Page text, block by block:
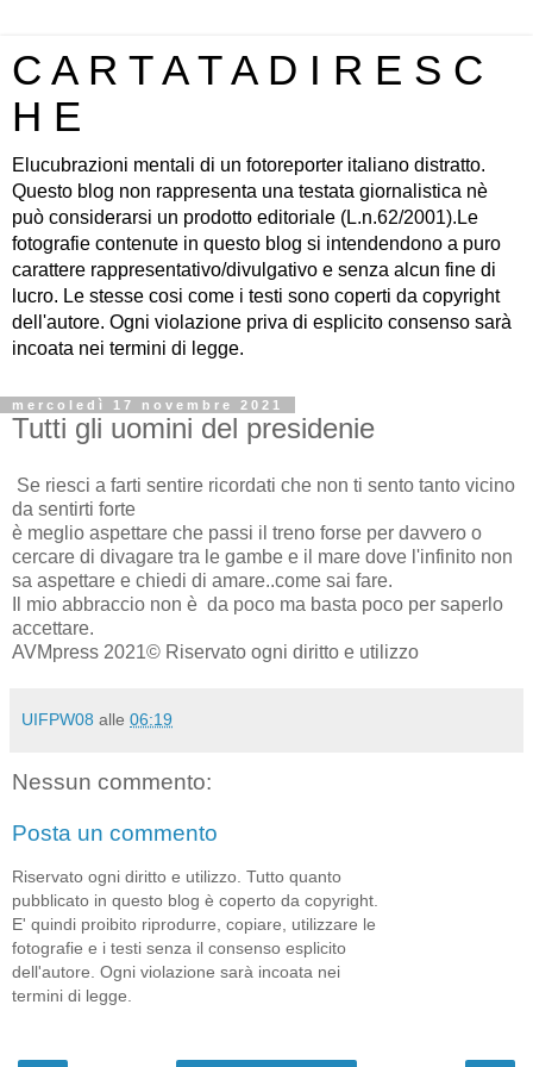
C A R T A T A D I R E S C
H E
Elucubrazioni mentali di un fotoreporter italiano distratto.
Questo blog non rappresenta una testata giornalistica nè
può considerarsi un prodotto editoriale (L.n.62/2001).Le
fotografie contenute in questo blog si intendendono a puro
carattere rappresentativo/divulgativo e senza alcun fine di
lucro. Le stesse cosi come i testi sono coperti da copyright
dell'autore. Ogni violazione priva di esplicito consenso sarà
incoata nei termini di legge.
mercoledì 17 novembre 2021
Tutti gli uomini del presidenie
Se riesci a farti sentire ricordati che non ti sento tanto vicino
da sentirti forte
è meglio aspettare che passi il treno forse per davvero o
cercare di divagare tra le gambe e il mare dove l'infinito non
sa aspettare e chiedi di amare..come sai fare.
Il mio abbraccio non è da poco ma basta poco per saperlo
accettare.
AVMpress 2021© Riservato ogni diritto e utilizzo
UIFPW08 alle 06:19
Nessun commento:
Posta un commento
Riservato ogni diritto e utilizzo. Tutto quanto
pubblicato in questo blog è coperto da copyright.
E' quindi proibito riprodurre, copiare, utilizzare le
fotografie e i testi senza il consenso esplicito
dell'autore. Ogni violazione sarà incoata nei
termini di legge.